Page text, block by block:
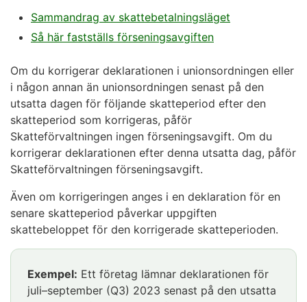
Sammandrag av skattebetalningsläget
Så här fastställs förseningsavgiften
Om du korrigerar deklarationen i unionsordningen eller
i någon annan än unionsordningen senast på den
utsatta dagen för följande skatteperiod efter den
skatteperiod som korrigeras, påför
Skatteförvaltningen ingen förseningsavgift. Om du
korrigerar deklarationen efter denna utsatta dag, påför
Skatteförvaltningen förseningsavgift.
Även om korrigeringen anges i en deklaration för en
senare skatteperiod påverkar uppgiften
skattebeloppet för den korrigerade skatteperioden.
Exempel: Ett företag lämnar deklarationen för
juli–september (Q3) 2023 senast på den utsatta